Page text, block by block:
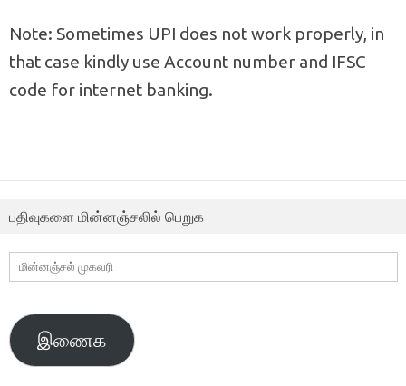
Note: Sometimes UPI does not work properly, in
that case kindly use Account number and IFSC
code for internet banking.
பதிவுகளை மின்னஞ்சலில் பெறுக
மின்னஞ்சல்
முகவரி
இணைக